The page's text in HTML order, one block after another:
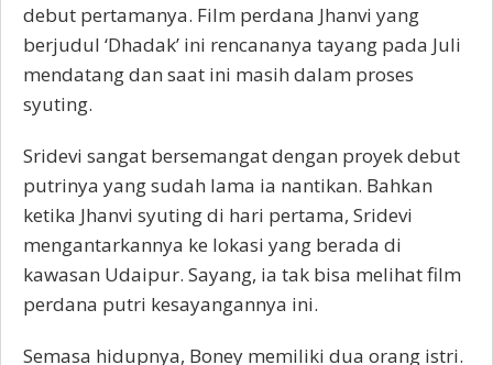
debut pertamanya. Film perdana Jhanvi yang
berjudul ‘Dhadak’ ini rencananya tayang pada Juli
mendatang dan saat ini masih dalam proses
syuting.
Sridevi sangat bersemangat dengan proyek debut
putrinya yang sudah lama ia nantikan. Bahkan
ketika Jhanvi syuting di hari pertama, Sridevi
mengantarkannya ke lokasi yang berada di
kawasan Udaipur. Sayang, ia tak bisa melihat film
perdana putri kesayangannya ini.
Semasa hidupnya, Boney memiliki dua orang istri.